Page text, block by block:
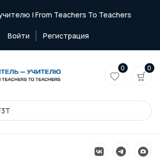
| From Teachers To Teachers
Войти Регистрация
0 0